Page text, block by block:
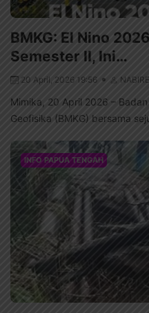
BMKG: El Nino
Semester II, Ini…
20 April, 2026 19:56
Mimika, 20 April 2026 –
Geofisika (BMKG) bersama
INFO PAPUA TENGAH